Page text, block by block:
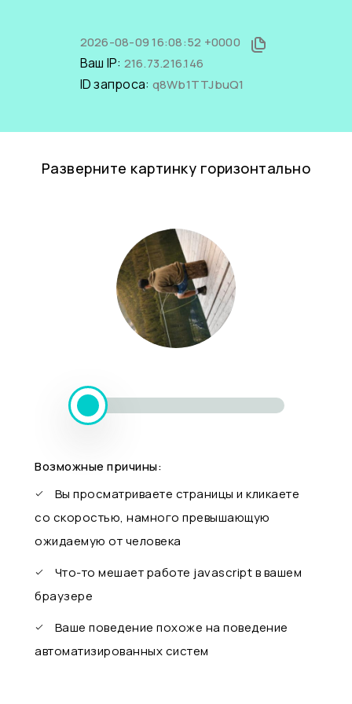
2026-08-09 16:08:52 +0000
Ваш IP: 216.73.216.146
ID запроса: q8Wb1TTJbuQ1
Разверните картинку горизонтально
Возможные причины:
Вы просматриваете страницы и кликаете
со скоростью, намного превышающую
ожидаемую от человека
Что-то мешает работе javascript в вашем
браузере
Ваше поведение похоже на поведение
автоматизированных систем